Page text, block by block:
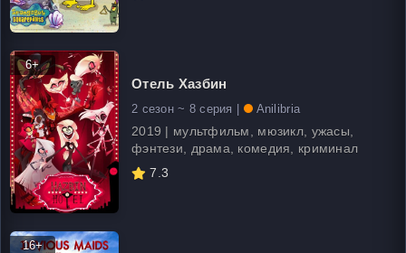
6+
Отель Хазбин
2 сезон ~ 8 серия | Anilibria
2019 | мультфильм, мюзикл, ужасы,
фэнтези, драма, комедия, криминал
7.3
16+